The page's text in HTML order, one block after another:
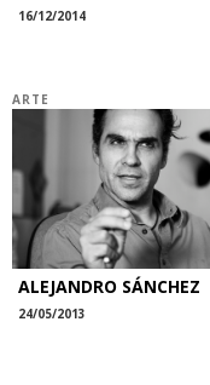
16/12/2014
ARTE
ALEJANDRO SÁNCHEZ
24/05/2013